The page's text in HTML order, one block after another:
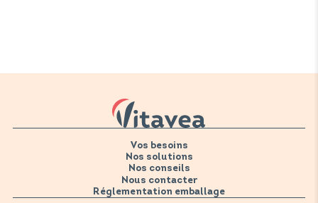
Vos besoins
Nos solutions
Nos conseils
Nous contacter
Réglementation emballage